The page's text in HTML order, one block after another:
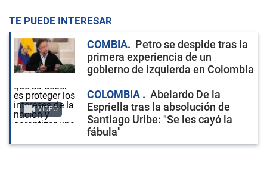
TE PUEDE INTERESAR
COMBIA
Petro se despide tras la
primera experiencia de un
gobierno de izquierda en Colombia
VIDEO
COLOMBIA
Abelardo De la
Espriella tras la absolución de
Santiago Uribe: "Se les cayó la
fábula"